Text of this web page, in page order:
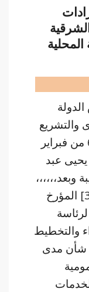
والتشريع
ملف رقم 86/ 4/ 1621 جلسة 6 من فبراير
يحيى عبد
فقد اطلعنا على كتابكم رقم[326] المؤرخ
لرئاسة
والتخطيط
شأن مدى